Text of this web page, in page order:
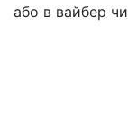
або в вайбер